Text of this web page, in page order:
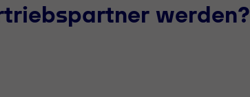
werden?